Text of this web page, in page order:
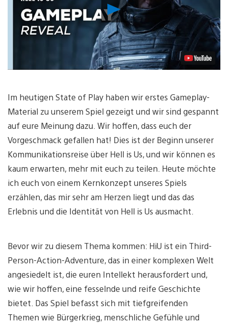
Video
abspielen
Im heutigen State of Play haben wir erstes Gameplay-
Material zu unserem Spiel gezeigt und wir sind gespannt
auf eure Meinung dazu. Wir hoffen, dass euch der
Vorgeschmack gefallen hat! Dies ist der Beginn unserer
Kommunikationsreise über Hell is Us, und wir können es
kaum erwarten, mehr mit euch zu teilen. Heute möchte
ich euch von einem Kernkonzept unseres Spiels
erzählen, das mir sehr am Herzen liegt und das das
Erlebnis und die Identität von Hell is Us ausmacht.
Bevor wir zu diesem Thema kommen: HiU ist ein Third-
Person-Action-Adventure, das in einer komplexen Welt
angesiedelt ist, die euren Intellekt herausfordert und,
wie wir hoffen, eine fesselnde und reife Geschichte
bietet. Das Spiel befasst sich mit tiefgreifenden
Themen wie Bürgerkrieg, menschliche Gefühle und